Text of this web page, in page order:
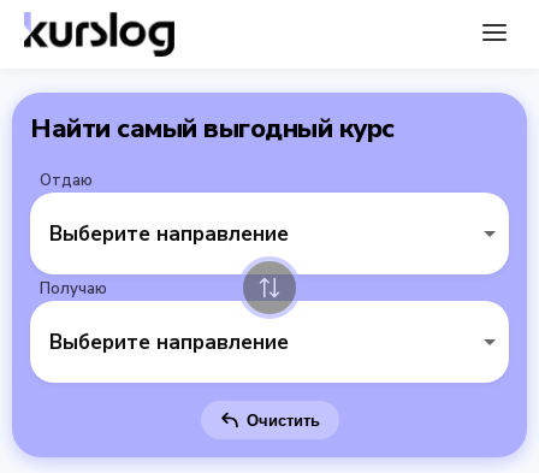
Найти самый выгодный курс
Отдаю
Выберите направление
Получаю
Выберите направление
Очистить